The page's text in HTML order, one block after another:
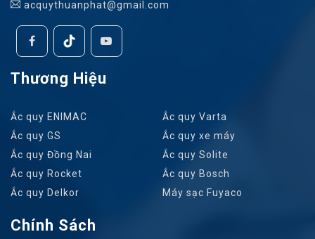
acquythuanphat@gmail.com
Thương Hiệu
Ắc quy ENIMAC
Ắc quy GS
Ắc quy Đồng Nai
Ắc quy Rocket
Ắc quy Delkor
Ắc quy Varta
Ắc quy xe máy
Ắc quy Solite
Ắc quy Bosch
Máy sạc Fuyaco
Chính Sách